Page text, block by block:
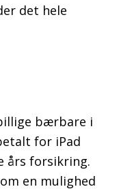
det hele
bærbare i
for iPad
års forsikring.
en mulighed